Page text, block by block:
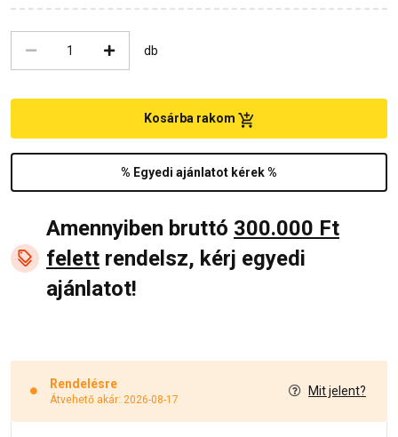
db
% Egyedi ajánlatot kérek %
Kosárba rakom
Amennyiben bruttó 300.000 Ft
felett rendelsz, kérj egyedi
ajánlatot!
Rendelésre
Átvehető akár: 2026-08-17
Mit jelent?